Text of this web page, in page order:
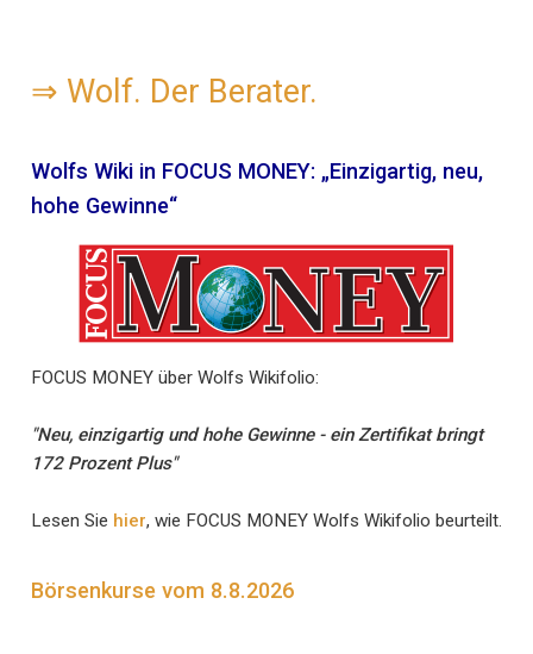
⇒ Wolf. Der Berater.
Wolfs Wiki in FOCUS MONEY: „Einzigartig, neu,
hohe Gewinne“
FOCUS MONEY über Wolfs Wikifolio:
"Neu, einzigartig und hohe Gewinne - ein Zertifikat bringt
172 Prozent Plus"
Lesen Sie hier, wie FOCUS MONEY Wolfs Wikifolio beurteilt.
Börsenkurse vom 8.8.2026